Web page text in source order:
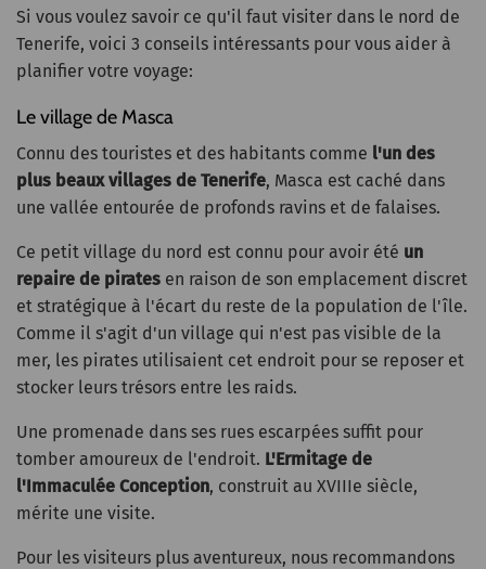
Si vous voulez savoir ce qu'il faut visiter dans le nord de
Tenerife, voici 3 conseils intéressants pour vous aider à
planifier votre voyage:
Le village de Masca
Connu des touristes et des habitants comme l'un des
plus beaux villages de Tenerife, Masca est caché dans
une vallée entourée de profonds ravins et de falaises.
Ce petit village du nord est connu pour avoir été un
repaire de pirates en raison de son emplacement discret
et stratégique à l'écart du reste de la population de l'île.
Comme il s'agit d'un village qui n'est pas visible de la
mer, les pirates utilisaient cet endroit pour se reposer et
stocker leurs trésors entre les raids.
Une promenade dans ses rues escarpées suffit pour
tomber amoureux de l'endroit. L'Ermitage de
l'Immaculée Conception, construit au XVIIIe siècle,
mérite une visite.
Pour les visiteurs plus aventureux, nous recommandons